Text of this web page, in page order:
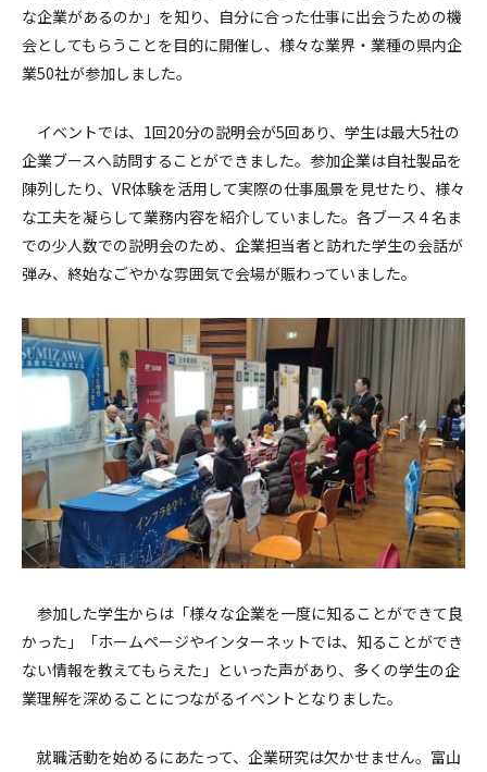
な企業があるのか」を知り、自分に合った仕事に出会うための機
会としてもらうことを目的に開催し、様々な業界・業種の県内企
業50社が参加しました。
イベントでは、1回20分の説明会が5回あり、学生は最大5社の
企業ブースへ訪問することができました。参加企業は自社製品を
陳列したり、VR体験を活用して実際の仕事風景を見せたり、様々
な工夫を凝らして業務内容を紹介していました。各ブース４名ま
での少人数での説明会のため、企業担当者と訪れた学生の会話が
弾み、終始なごやかな雰囲気で会場が賑わっていました。
参加した学生からは「様々な企業を一度に知ることができて良
かった」「ホームページやインターネットでは、知ることができ
ない情報を教えてもらえた」といった声があり、多くの学生の企
業理解を深めることにつながるイベントとなりました。
就職活動を始めるにあたって、企業研究は欠かせません。富山